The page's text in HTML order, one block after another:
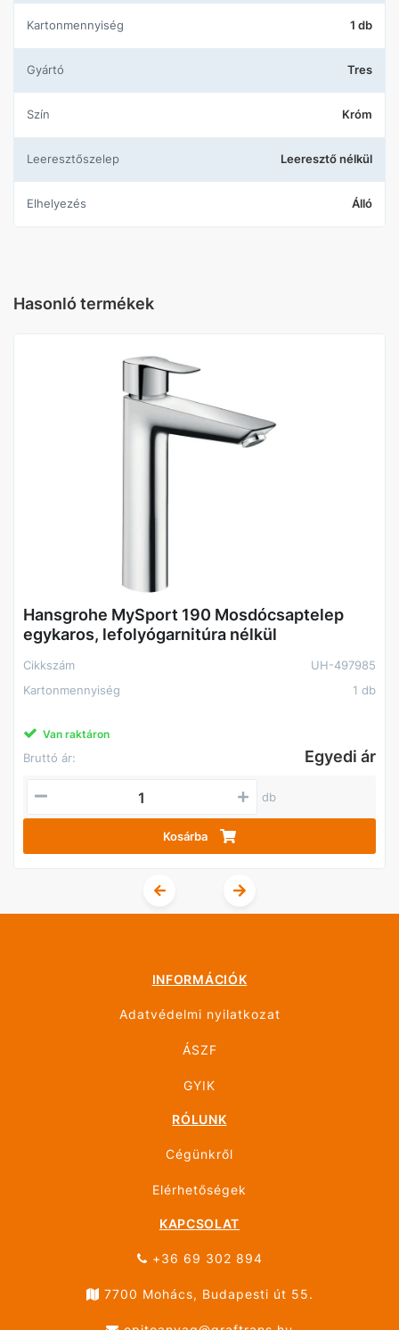
Kartonmennyiség 1 db
Gyártó Tres
Szín Króm
Leeresztőszelep Leeresztő nélkül
Elhelyezés Álló
Hasonló termékek
Hansgrohe MySport 190 Mosdócsaptelep
egykaros, lefolyógarnitúra nélkül
Cikkszám
UH-497985
Kartonmennyiség
1 db
Van raktáron
Bruttó ár: Egyedi ár
db
Kosárba
INFORMÁCIÓK
Adatvédelmi nyilatkozat
ÁSZF
GYIK
RÓLUNK
Cégünkről
Elérhetőségek
KAPCSOLAT
+36 69 302 894
7700 Mohács, Budapesti út 55.